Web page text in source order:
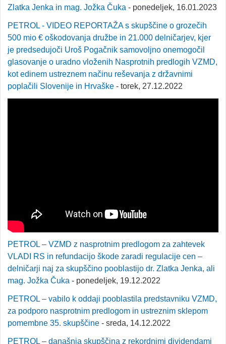
Zlatka Jenka in mag. Jožka Čuka - ponedeljek, 16.01.2023
PETROL - VIDEO REPORTAŽA s skupščine o grozečih
500 mio € oškodovanja družbe in 21.000 delničarjev, kjer
je predsedujoči Uroš Pogačnik samovoljno onemogočil
glasovanje o uradno vloženih Nasprotnih predlogih VZMD,
kot edinem ustreznem načinu reševanja z državnimi
poplačili Slovenije in Hrvaške - torek, 27.12.2022
PETROL – VZMD z nasprotnim predlogom za zahtevek
VLADI RS in refundacijo škode zaradi regulacije cen –
delničarji naj za skupščino pooblastijo dr. Zlatka Jenka, ali
mag. Jožka Čuka - ponedeljek, 19.12.2022
PETROL – vabilo k oddaji pooblastila predstavniku VZMD,
za podporo nasprotnim predlogom in ustreznim sklepom
pomembne 35. skupščine - sreda, 14.12.2022
PETROL – današnja skupščina z rekordnimi dividendami